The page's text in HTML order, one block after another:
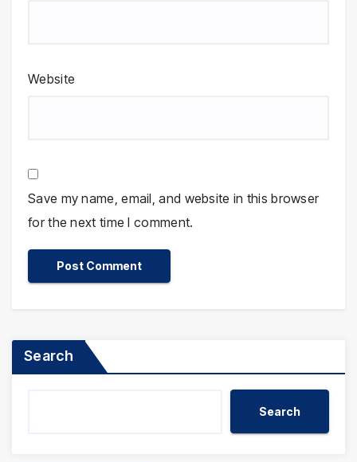
Website
Save my name, email, and website in this browser
for the next time I comment.
Search
Search